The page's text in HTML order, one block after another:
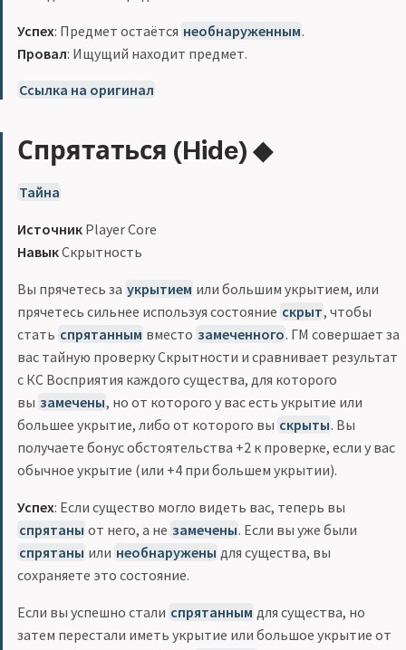
Успех: Предмет остаётся необнаруженным.
Провал: Ищущий находит предмет.
Ссылка на оригинал
Спрятаться (Hide) ◆
Тайна
Источник Player Core
НавыкСкрытность
Вы прячетесь за укрытием или большим укрытием, или
прячетесь сильнее используя состояние скрыт, чтобы
стать спрятанным вместо замеченного. ГМ совершает за
вас тайную проверку Скрытности и сравнивает результат
с КС Восприятия каждого существа, для которого
вы замечены, но от которого у вас есть укрытие или
большее укрытие, либо от которого вы скрыты. Вы
получаете бонус обстоятельства +2 к проверке, если у вас
обычное укрытие (или +4 при большем укрытии).
Успех: Если существо могло видеть вас, теперь вы
спрятаны от него, а не замечены. Если вы уже были
спрятаны или необнаружены для существа, вы
сохраняете это состояние.
Если вы успешно стали спрятанным для существа, но
затем перестали иметь укрытие или большое укрытие от